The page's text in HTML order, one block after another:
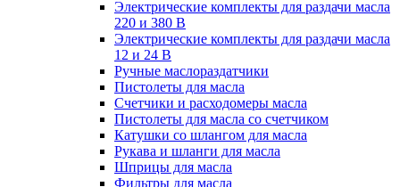
Электрические комплекты для раздачи масла
220 и 380 В
Электрические комплекты для раздачи масла
12 и 24 В
Ручные маслораздатчики
Пистолеты для масла
Счетчики и расходомеры масла
Пистолеты для масла со счетчиком
Катушки со шлангом для масла
Рукава и шланги для масла
Шприцы для масла
Фильтры для масла